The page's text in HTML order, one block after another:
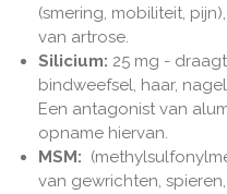
(smering, mobiliteit,
van artrose.
Silicium: 25 mg -
bindweefsel, haar,
Een antagonist van
opname hiervan.
MSM:
van gewrichten,